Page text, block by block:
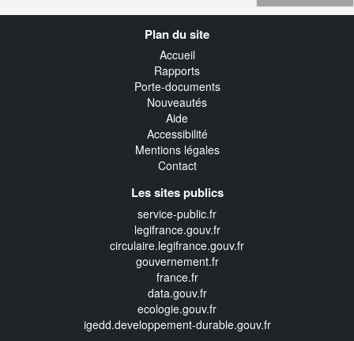
Plan du site
Accueil
Rapports
Porte-documents
Nouveautés
Aide
Accessibilité
Mentions légales
Contact
Les sites publics
service-public.fr
legifrance.gouv.fr
circulaire.legifrance.gouv.fr
gouvernement.fr
france.fr
data.gouv.fr
ecologie.gouv.fr
igedd.developpement-durable.gouv.fr